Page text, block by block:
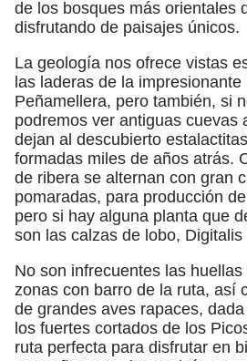
de los bosques más orientales
disfrutando de paisajes únicos.
La geología nos ofrece vistas
las laderas de la impresionante
Peñamellera, pero también, si
podremos ver antiguas cuevas
dejan al descubierto
formadas miles de años atrás.
de ribera se alternan con gran
pomaradas, para producción
pero si hay alguna planta que
son las calzas de lobo, Digitalis
No son infrecuentes las
zonas con barro de la ruta, así
de grandes aves rapaces,
los fuertes cortados de los
ruta perfecta para disfrutar en